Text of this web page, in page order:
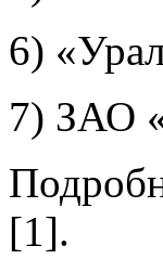
6)
7) ЗАО
[1].